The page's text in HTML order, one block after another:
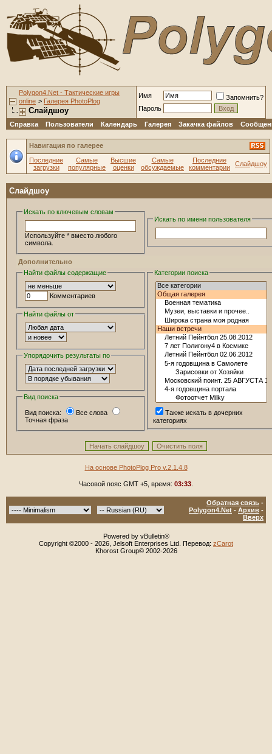
Polygon4.Net - Тактические игры
online > Галерея PhotoPlog
Слайдшоу
Имя
Запомнить?
Пароль
Справка Пользователи Календарь Галерея Закачка файлов
Навигация по галерее
Последние
загрузки
Самые
популярные
Высшие
оценки
Самые
обсуждаемые
Последние
комментарии
Слайдшоу
Слайдшоу
Искать по ключевым словам
Используйте * вместо любого
символа.
Искать по имени пользователя
Дополнительно
Найти файлы содержащие
Комментариев
Категории поиска
Также искать в дочерних
категориях
Найти файлы от
Упорядочить результаты по
Вид поиска
Вид поиска:
Все слова
Точная фраза
На основе PhotoPlog Pro v.2.1.4.8
Часовой пояс GMT +5, время: 03:33
Обратная связь -
Polygon4.Net - Архив -
Вверх
Powered by vBulletin®
Copyright ©2000 - 2026, Jelsoft Enterprises Ltd. Перевод: zCarot
Khorost Group© 2002-2026